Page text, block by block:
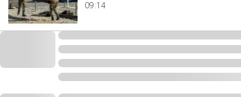
09:14